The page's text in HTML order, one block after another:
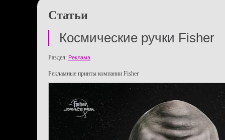
Статьи
Космические ручки Fisher
Раздел: Реклама
Рекламные принты компании Fisher